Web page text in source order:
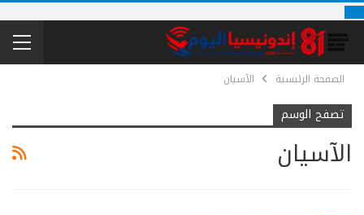
الصفحة الرئيسية الآسيان
تصفح الوسم
الآسيان